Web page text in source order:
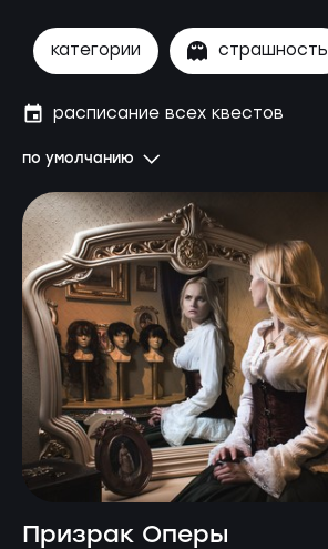
категории страшность
по умолчанию
расписание всех квестов
Призрак Оперы